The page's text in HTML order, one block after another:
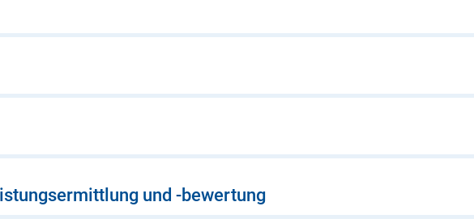
und -bewertung